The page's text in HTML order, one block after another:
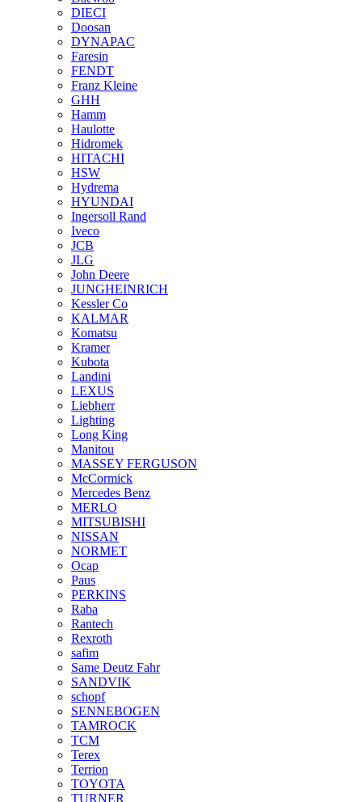
DIECI
Doosan
DYNAPAC
Faresin
FENDT
Franz Kleine
GHH
Hamm
Haulotte
Hidromek
HITACHI
HSW
Hydrema
HYUNDAI
Ingersoll Rand
Iveco
JCB
JLG
John Deere
JUNGHEINRICH
Kessler Co
KALMAR
Komatsu
Kramer
Kubota
Landini
LEXUS
Liebherr
Lighting
Long King
Manitou
MASSEY FERGUSON
McCormick
Mercedes Benz
MERLO
MITSUBISHI
NISSAN
NORMET
Ocap
Paus
PERKINS
Raba
Rantech
Rexroth
safim
Same Deutz Fahr
SANDVIK
schopf
SENNEBOGEN
TAMROCK
TCM
Terex
Terrion
TOYOTA
TURNER